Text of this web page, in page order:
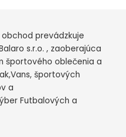
prevádzkuje
s.r.o. , zaoberajúca
športového oblečenia a
športových
a
Futbalových a